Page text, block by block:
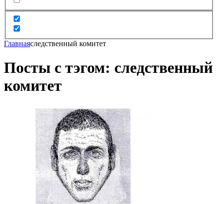
Главнаяследственный комитет
Посты с тэгом: следственный
комитет